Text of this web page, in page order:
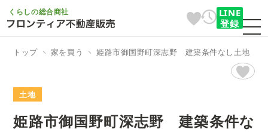
くらしの総合商社
LINE
登録
トップ 家を買う 姫路市御国野町深志野 建築条件なし土地 2
土地
姫路市御国野町深志野 建築条件な